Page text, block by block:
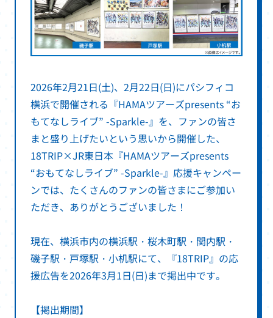
2026年2月21日(土)、2月22日(日)にパシフィコ
横浜で開催される『HAMAツアーズpresents “お
もてなしライブ” -Sparkle-』を、ファンの皆さ
まと盛り上げたいという思いから開催した、
18TRIP×JR東日本『HAMAツアーズpresents
“おもてなしライブ” -Sparkle-』応援キャンペー
ンでは、たくさんのファンの皆さまにご参加い
ただき、ありがとうございました！
現在、横浜市内の横浜駅・桜木町駅・関内駅・
磯子駅・戸塚駅・小机駅にて、『18TRIP』の応
援広告を2026年3月1日(日)まで掲出中です。
【掲出期間】